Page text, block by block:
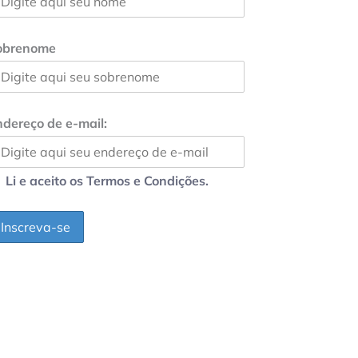
de e-mail:
Li e aceito os Termos e Condições.